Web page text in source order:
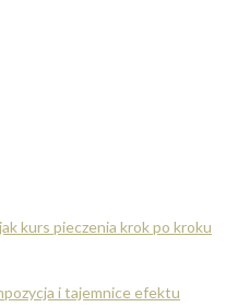
kurs pieczenia krok po kroku
i tajemnice efektu